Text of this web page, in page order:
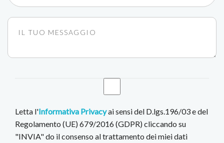
Letta l'Informativa Privacyai sensi del D.lgs.196/03 e del
Regolamento (UE) 679/2016 (GDPR) cliccando su
"INVIA" do il consenso al trattamento dei miei dati